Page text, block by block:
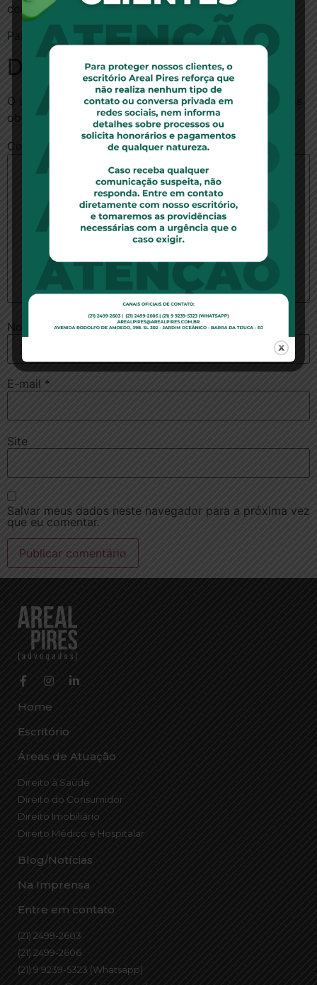
consumidores sobre a decisão judicial.
Para ler a notícia no site fmanha.com.br, clique aqui.
Deixe um comentário
O seu endereço de e-mail não será publicado.
obrigatórios são marcados com *
Comentário
Nome
E-mail *
Site
Salvar meus dados neste navegador para a próxima vez
que eu comentar.
Home
Escritório
Áreas de Atuação
Direito à Saúde
Direito do Consumidor
Direito Imobiliário
Direito Médico e Hospitalar
Blog/Notícias
Na Imprensa
Entre em contato
(21) 2499-2603
(21) 2499-2606
(21) 9 9239-5323 (Whatsapp)